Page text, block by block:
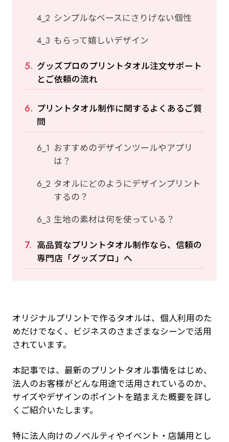
シンプルなベースにさりげない個性
もらって嬉しいデザイン
グッズプロのプリントタオル注文サポート
とご依頼の流れ
プリントタオル制作に関するよくあるご質
問
おすすめのデザインツールやアプリ
は？
タオルにどのようにデザインプリント
するの？
生地の素材は何を使っている？
高品質なプリントタオル制作なら、信頼の
専門店「グッズプロ」へ
オリジナルプリントで作るタオルは、個人利用のた
めだけでなく、ビジネスのさまざまなシーンで活用
されています。
本記事では、最新のプリントタオル事情をはじめ、
法人のお客様がどんな用途で活用されているのか、
サイズやデザインのポイントを踏まえた概要を詳し
くご紹介いたします。
特に法人向けのノベルティやイベント・店舗用とし